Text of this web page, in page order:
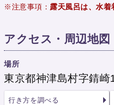
※注意事項： 露天風呂は、水着
アクセス・周辺地図
場所
東京都神津島村字錆崎
行き方を調べる